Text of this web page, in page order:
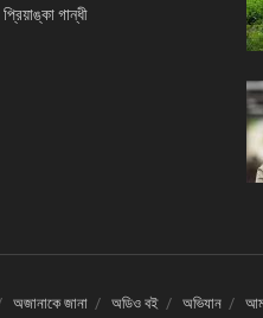
গান্ধী
অজানাকে জানা অডিও বই অভিযান